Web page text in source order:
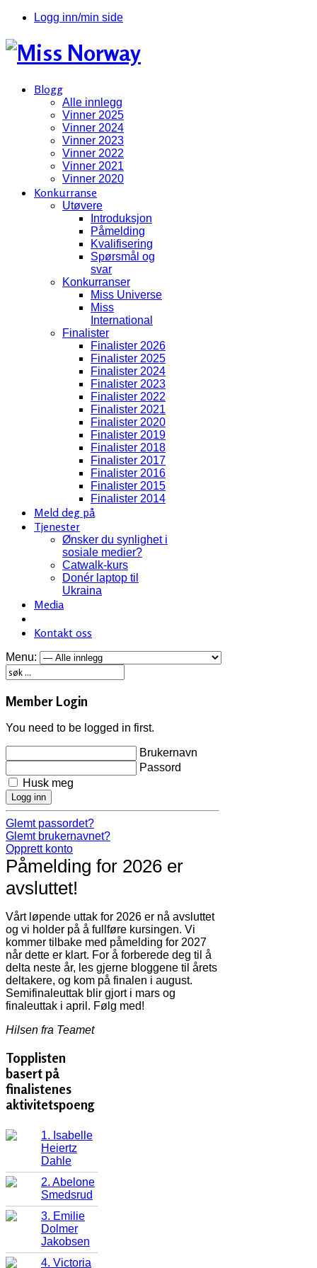
Logg inn/min side
Blogg
Alle innlegg
Vinner 2025
Vinner 2024
Vinner 2023
Vinner 2022
Vinner 2021
Vinner 2020
Konkurranse
Utøvere
Introduksjon
Påmelding
Kvalifisering
Spørsmål og
svar
Konkurranser
Miss Universe
Miss
International
Finalister
Finalister 2026
Finalister 2025
Finalister 2024
Finalister 2023
Finalister 2022
Finalister 2021
Finalister 2020
Finalister 2019
Finalister 2018
Finalister 2017
Finalister 2016
Finalister 2015
Finalister 2014
Meld deg på
Tjenester
Ønsker du synlighet i
sosiale medier?
Catwalk-kurs
Donér laptop til
Ukraina
Media
Kontakt oss
Menu:
Member Login
You need to be logged in first.
Brukernavn
Passord
Husk meg
Logg inn
Glemt passordet?
Glemt brukernavnet?
Opprett konto
Påmelding for 2026 er
avsluttet!
Vårt løpende uttak for 2026 er nå avsluttet
og vi holder på å fullføre kursingen. Vi
kommer tilbake med påmelding for 2027
når dette er klart. For å forberede deg til å
delta neste år, les gjerne bloggene til årets
deltakere, og kom på finalen i august.
Semifinaleuttak blir gjort i mars og
finaleuttak i april. Følg med!
Hilsen fra Teamet
Topplisten
basert på
finalistenes
aktivitetspoeng
1. Isabelle
Heiertz
Dahle
2. Abelone
Smedsrud
3. Emilie
Dolmer
Jakobsen
4. Victoria